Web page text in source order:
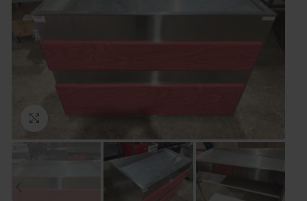
Πατήστε για μεγέθυνση